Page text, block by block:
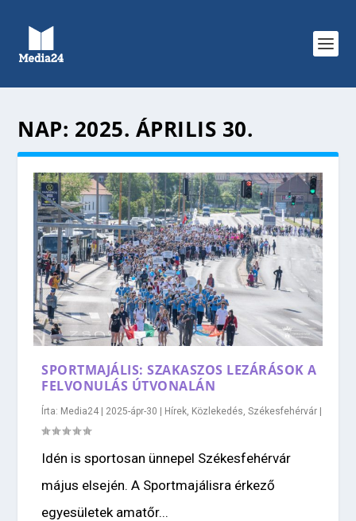
NAP: 2025. ÁPRILIS 30.
SPORTMAJÁLIS: SZAKASZOS LEZÁRÁSOK A
FELVONULÁS ÚTVONALÁN
Írta: Media24 | 2025-ápr-30 | Hírek Közlekedés ,Székesfehérvár |
Idén is sportosan ünnepel Székesfehérvár
május elsején. A Sportmajálisra érkező
egyesületek amatőr...